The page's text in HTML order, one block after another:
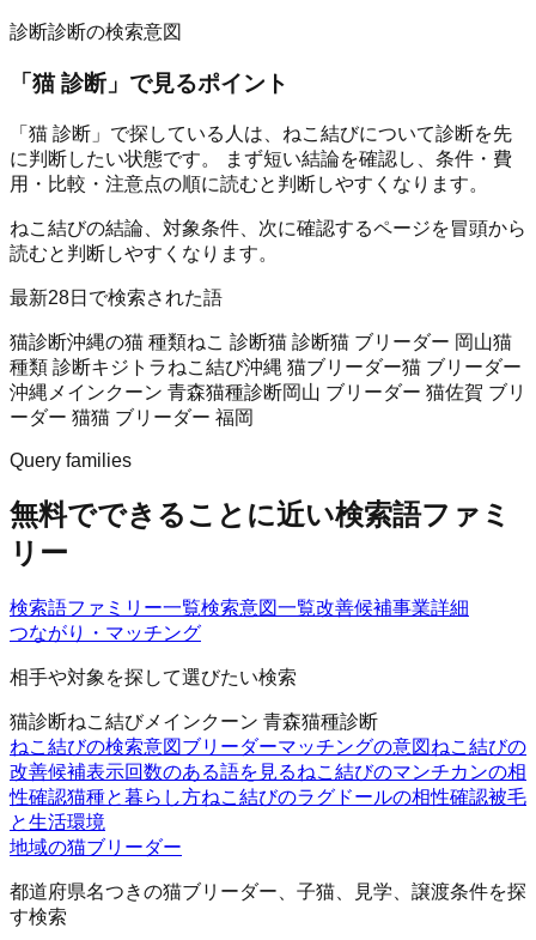
診断診断の検索意図
「 猫 診断」で見るポイント
「猫 診断」で探している人は、ねこ結びについて診断を先
に判断したい状態です。 まず短い結論を確認し、条件・費
用・比較・注意点の順に読むと判断しやすくなります。
ねこ結びの結論、対象条件、次に確認するページを冒頭から
読むと判断しやすくなります。
最新28日で検索された語
猫診断沖縄の猫 種類ねこ 診断猫 診断猫 ブリーダー 岡山猫
種類 診断キジトラねこ結び沖縄 猫ブリーダー猫 ブリーダー
沖縄 メインクーン 青森猫種診断岡山 ブリーダー 猫佐賀 ブリ
ーダー 猫猫 ブリーダー 福岡
Query families
無料でできることに近い検索語ファミ
リー
検索語ファミリー一覧検索意図一覧改善候補事業詳細
つながり・マッチング
相手や対象を探して選びたい検索
猫診断ねこ結びメインクーン 青森猫種診断
ねこ結びの検索意図 ブリーダーマッチングの意図 ねこ結びの
改善候補表示回数のある語を見るねこ結びのマンチカンの相
性確認猫種と暮らし方ねこ結びのラグドールの相性確認被毛
と生活環境
地域の猫ブリーダー
都道府県名つきの猫ブリーダー、子猫、見学、譲渡条件を探
す検索